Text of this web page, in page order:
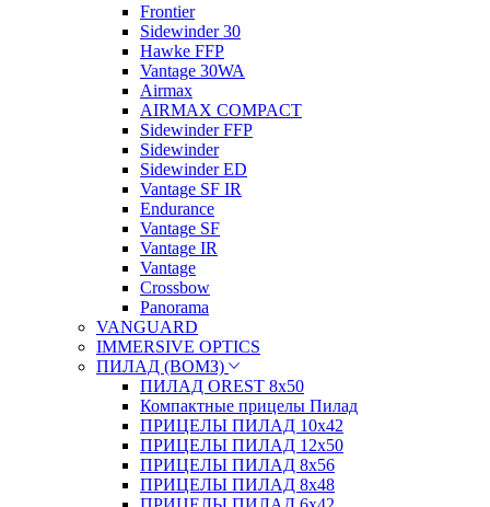
Frontier
Sidewinder 30
Hawke FFP
Vantage 30WA
Airmax
AIRMAX COMPACT
Sidewinder FFP
Sidewinder
Sidewinder ED
Vantage SF IR
Endurance
Vantage SF
Vantage IR
Vantage
Crossbow
Panorama
VANGUARD
IMMERSIVE OPTICS
ПИЛАД (ВОМЗ)
ПИЛАД OREST 8х50
Компактные прицелы Пилад
ПРИЦЕЛЫ ПИЛАД 10х42
ПРИЦЕЛЫ ПИЛАД 12х50
ПРИЦЕЛЫ ПИЛАД 8х56
ПРИЦЕЛЫ ПИЛАД 8х48